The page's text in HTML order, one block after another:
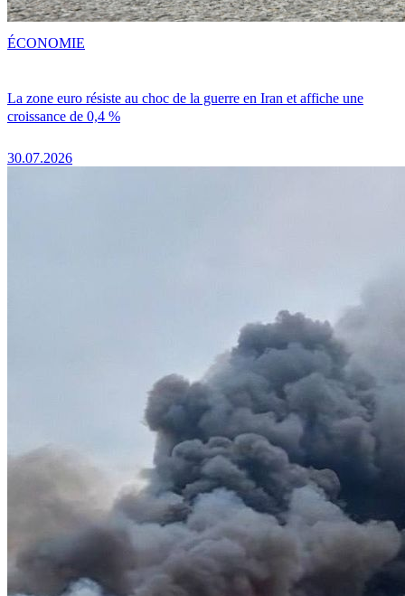
La zone euro résiste au choc de la guerre en Iran et affiche une
croissance de 0,4 %
30.07.2026
ÉCONOMIE